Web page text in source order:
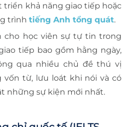
khả năng giao tiếp hoặc
trình tiếng Anh tổng quát.
cho học viên sự tự tin trong
tiếp bao gồm hằng ngày,
qua nhiều chủ đề thú vị
vốn từ, lưu loát khi nói và có
những sự kiện mới nhất.